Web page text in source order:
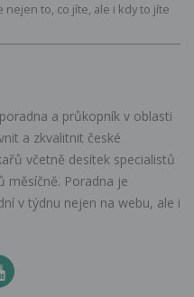
nejen to, co jíte, ale i kdy to jíte
a průkopník v oblasti
a zkvalitnit české
včetně desítek specialistů
měsíčně. Poradna je
v týdnu nejen na webu, ale i